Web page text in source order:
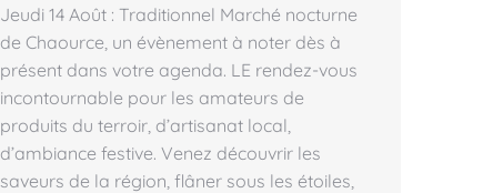
Jeudi 14 Août : Traditionnel Marché nocturne
de Chaource, un évènement à noter dès à
présent dans votre agenda. LE rendez-vous
incontournable pour les amateurs de
produits du terroir, d’artisanat local,
d’ambiance festive. Venez découvrir les
saveurs de la région, flâner sous les étoiles,